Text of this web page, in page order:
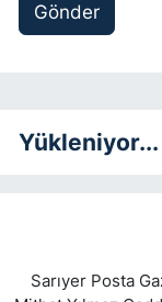
Gönder
Yükleniyor...
Sarıyer Posta